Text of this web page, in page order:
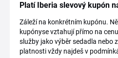
Platí Iberia slevový kupón
Záleží na konkrétním kupónu.
kupónyse vztahují přímo na
služby jako výběr sedadla nebo
platnosti vždy najdeš v